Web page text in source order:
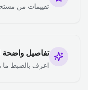
تقييمات من
تفاصيل واضحة
اعرف بالضبط